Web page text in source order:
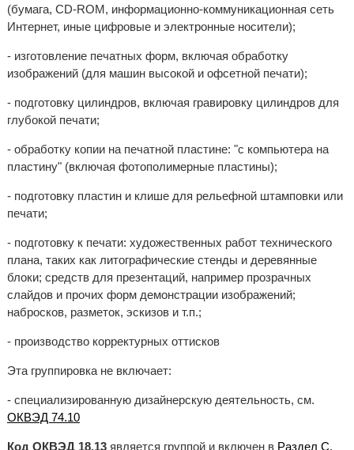
(бумага, CD-ROM, информационно-коммуникационная сеть
Интернет, иные цифровые и электронные носители);
- изготовление печатных форм, включая обработку
изображений (для машин высокой и офсетной печати);
- подготовку цилиндров, включая гравировку цилиндров для
глубокой печати;
- обработку копии на печатной пластине: "с компьютера на
пластину" (включая фотополимерные пластины);
- подготовку пластин и клише для рельефной штамповки или
печати;
- подготовку к печати: художественных работ технического
плана, таких как литографические стенды и деревянные
блоки; средств для презентаций, например прозрачных
слайдов и прочих форм демонстрации изображений;
набросков, разметок, эскизов и т.п.;
- производство корректурных оттисков
Эта группировка не включает:
- специализированную дизайнерскую деятельность, см.
ОКВЭД 74.10
Код ОКВЭД 18.13является группой и включен в Раздел C.